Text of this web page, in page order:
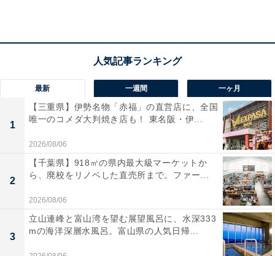
楽天トラベルの「クーポン祭」とは？
楽天トラベルでは、定期的に「クーポン祭」を開催。人
最新 一週間 一ヶ月
1
【三重県】伊勢名物「赤福」の直営店に、全国
唯一のコメダ大判焼き店も！ 東名阪・伊...
2026/08/06
2
【千葉県】918㎡の県内最大級マーケットか
ら、廃校をリノベした直売所まで。ファー...
2026/08/06
3
立山連峰と富山湾を望む展望風呂に、水深333
mの海洋深層水風呂。富山県の人気日帰...